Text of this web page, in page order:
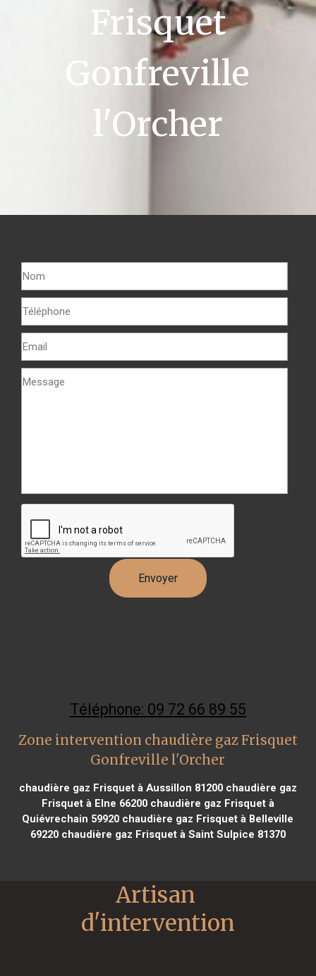
Frisquet
Gonfreville
l'Orcher
Téléphone: 09 72 66 89 55
Zone intervention chaudière gaz Frisquet
Gonfreville l'Orcher
chaudière gaz Frisquet à Aussillon 81200chaudière gaz
Frisquet à Elne 66200chaudière gaz Frisquet à
Quiévrechain 59920 chaudière gaz Frisquet à Belleville
69220chaudière gaz Frisquet à Saint Sulpice 81370
Artisan
d'intervention